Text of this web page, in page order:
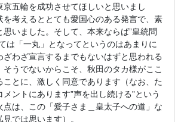
京五輪を成功させてほしいと思いまし
を考えるととても愛国心のある発言で、素
思いました。そして、本来ならば”皇統問
は「一丸」となってというのはあまりに
ざわざ宣言するまでもないはずと思われる
そうでないからこそ、秋田のタカ様がここ
ことに、激しく同意であります（なお、た
メントにあります”声を出し続ける”という
点は、この「愛子さま＿皇太子への道」な
では思います）。